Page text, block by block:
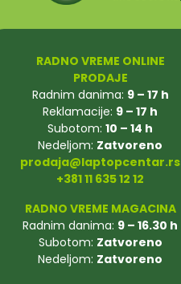
RADNO VREME ONLINE
PRODAJE
Radnim danima: 9 – 17 h
Reklamacije: 9 – 17 h
Subotom: 10 – 14 h
Nedeljom: Zatvoreno
prodaja@laptopcentar.rs
+381 11 635 12 12
RADNO VREME MAGACINA
Radnim danima: 9 – 16.30 h
Subotom: Zatvoreno
Nedeljom: Zatvoreno